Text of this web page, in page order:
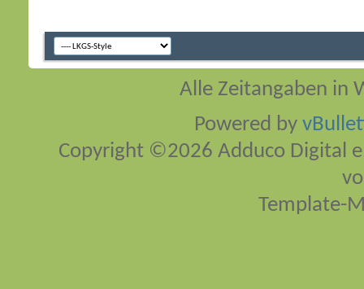
Alle Zeitangaben in
Powered by
Copyright ©2026 Adduco Digital
Template-